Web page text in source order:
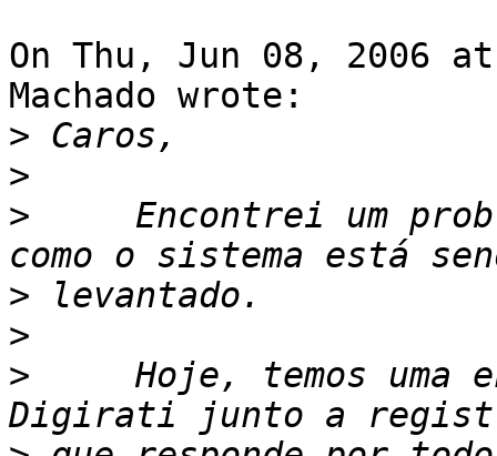
On Thu, Jun 08, 2006
Machado wrote:
>
>
>
Encontrei um
>
>
>
Hoje, temos uma